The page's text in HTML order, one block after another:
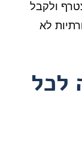
להצטרף ולקבל
לא
לכל